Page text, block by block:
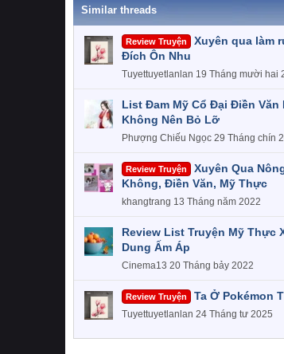
Similar threads
Review Truyện
Xuyên qua làm
Đích Ôn Nhu
Tuyettuyetlanlan 19 Tháng mười hai
List Đam Mỹ Cổ Đại Điền Văn
Không Nên Bỏ Lỡ
Phượng Chiếu Ngọc 29 Tháng chín
Review Truyện
Xuyên Qua
Không, Điền Văn, Mỹ Thực
khangtrang 13 Tháng năm 2022
Review List Truyện Mỹ Thực
Dung Ấm Áp
Cinema13 20 Tháng bảy 2022
Review Truyện Ta Ở Pokémon
Tuyettuyetlanlan 24 Tháng tư 2025